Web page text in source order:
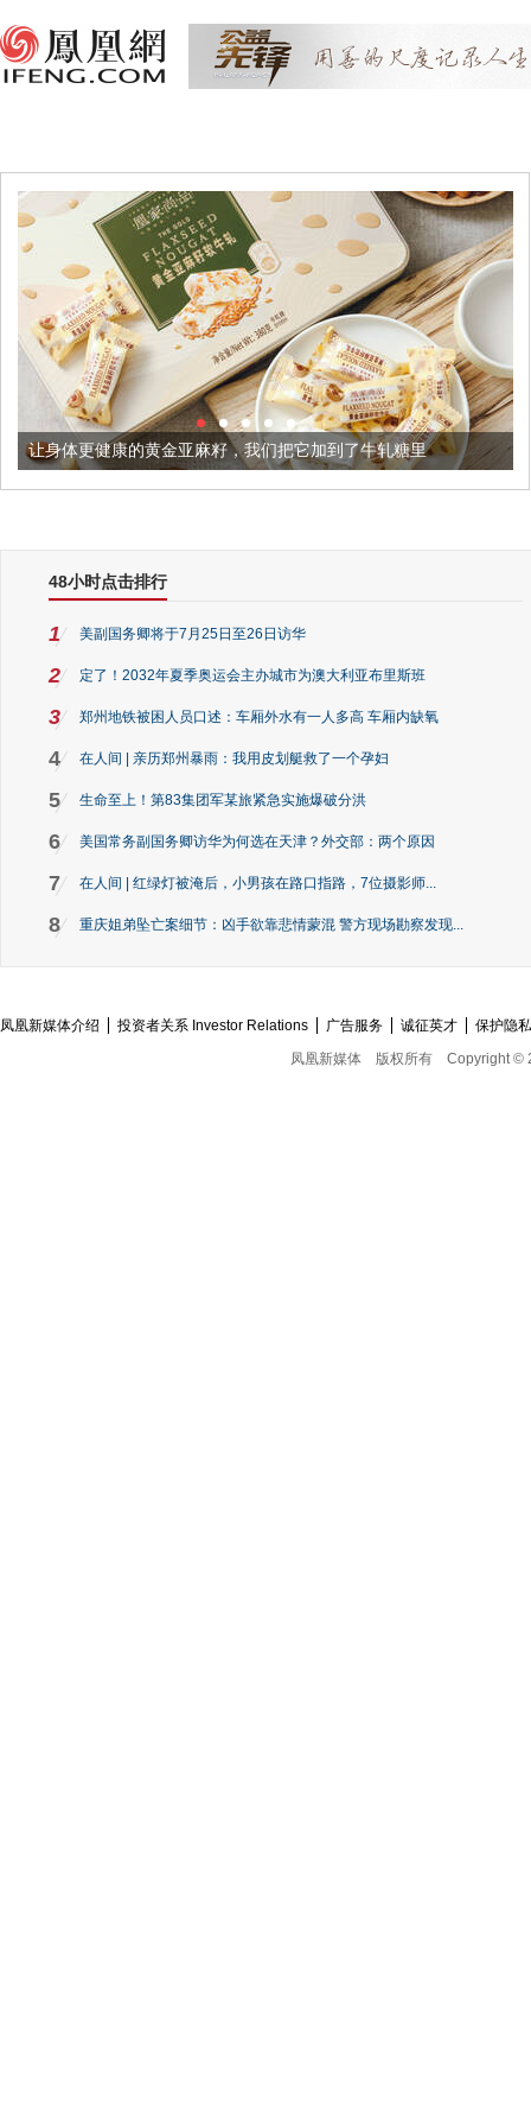
金亚麻籽，我们把它加到了牛轧糖里 被列入佛家七宝的它
48小时点击排行
1 美副国务卿将于7月25日至26日访华
2 定了！2032年夏季奥运会主办城市为澳大利亚布里斯班
3 郑州地铁被困人员口述：车厢外水有一人多高 车厢内缺氧
4 在人间 | 亲历郑州暴雨：我用皮划艇救了一个孕妇
5 生命至上！第83集团军某旅紧急实施爆破分洪
6 美国常务副国务卿访华为何选在天津？外交部：两个原因
7 在人间 | 红绿灯被淹后，小男孩在路口指路，7位摄影师...
8 重庆姐弟坠亡案细节：凶手欲靠悲情蒙混 警方现场勘察发现...
凤凰新媒体介绍 投资者关系 Investor Relations 广告服务 诚征英才
保护隐
凤凰新媒体
版权所有 Copyright ©